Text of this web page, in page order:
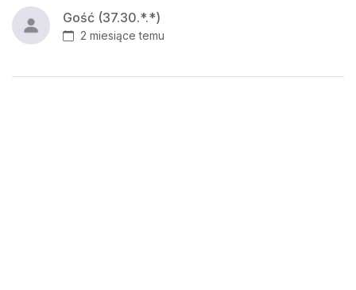
Gość (37.30.*.*)
2 miesiące temu